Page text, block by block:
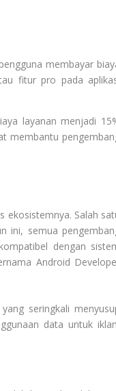
membayar
fitur pro pada
layanan menjadi
membantu
ekosistemnya. Salah
ini, semua
dengan
Android
seringkali
data untuk